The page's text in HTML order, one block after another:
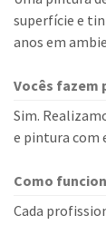
superfície e
anos em
Vocês fazem
Sim.
e pintura com
Como
Cada